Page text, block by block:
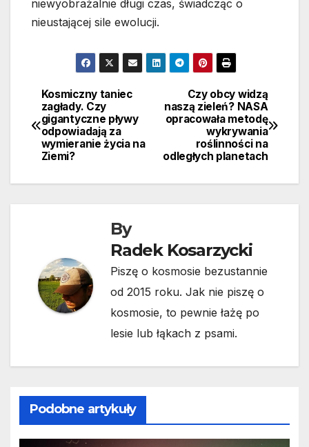
niewyobrażalnie długi czas, świadcząc o
nieustającej sile ewolucji.
Nawigacja
wpisu
Czy obcy widzą
naszą zieleń? NASA
opracowała metodę
wykrywania
roślinności na
odległych planetach
Kosmiczny taniec
zagłady. Czy
gigantyczne pływy
odpowiadają za
wymieranie życia na
Ziemi?
By
Radek Kosarzycki
Piszę o kosmosie bezustannie
od 2015 roku. Jak nie piszę o
kosmosie, to pewnie łażę po
lesie lub łąkach z psami.
Podobne artykuły